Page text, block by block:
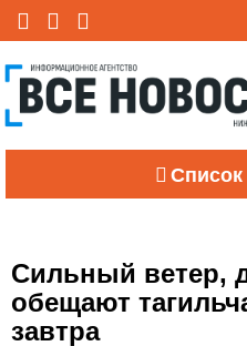
Список
Сильный ветер,
обещают
завтра